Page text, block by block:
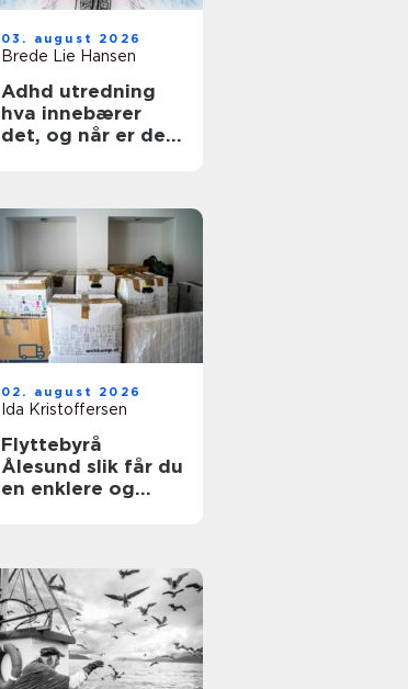
03. august 2026
Brede Lie Hansen
Adhd utredning
hva innebærer
det, og når er det
02. august 2026
Ida Kristoffersen
Flyttebyrå
Ålesund slik får du
en enklere og